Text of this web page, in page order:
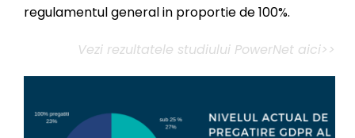
regulamentul general in proportie de 100%.
Vezi rezultatele studiului PowerNet aici>>